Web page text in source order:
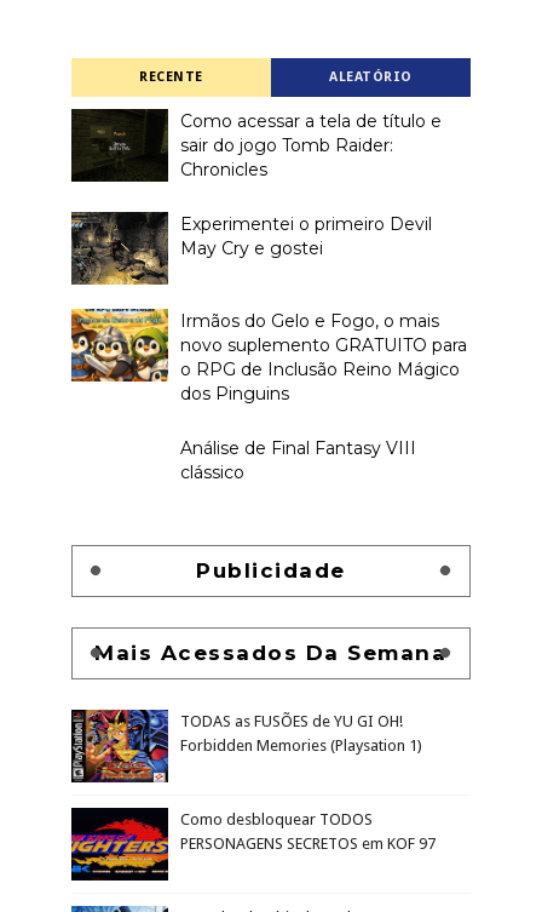
RECENTE ALEATÓRIO
sair do jogo Tomb Raider:
Chronicles
May Cry e gostei
Irmãos do Gelo e Fogo, o mais
novo suplemento GRATUITO para
Análise de Final Fantasy VIII